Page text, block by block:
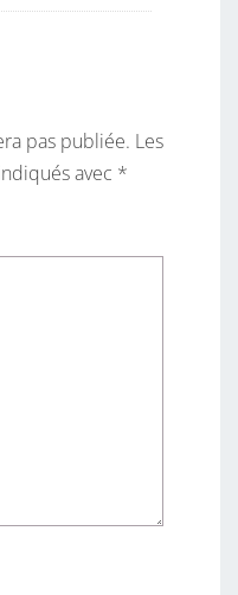
pas publiée. Les
avec *